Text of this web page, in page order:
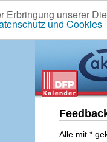
Erbringung unserer
und Cookies
Alle mit *